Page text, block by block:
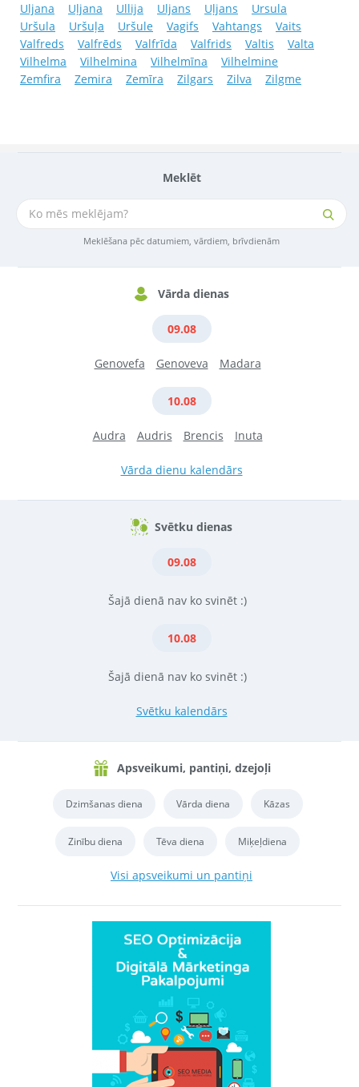
Meklēt
Meklēšana pēc datumiem, vārdiem, brīvdienām
Vārda dienas
09.08
Genovefa Genoveva Madara
10.08
Audra Audris Brencis Inuta
Vārda dienu kalendārs
Svētku dienas
09.08
Šajā dienā nav ko svinēt :)
10.08
Šajā dienā nav ko svinēt :)
Svētku kalendārs
Apsveikumi, pantiņi, dzejoļi
Dzimšanas diena Vārda diena Kāzas
Zinību diena Tēva diena Miķeļdiena
Visi apsveikumi un pantiņi
Uljana
Uļjana Ullija Uljans Uļjans
Ursula
Uršula
Uršuļa Uršule Vagifs Vahtangs
Vaits
Valfreds
Valfrēds Valfrīda Valfrids Valtis
Valta
Vilhelma
Vilhelmina Vilhelmīna
Vilhelmine
Zemfira
Zemira Zemīra Zilgars Zilva Zilgme